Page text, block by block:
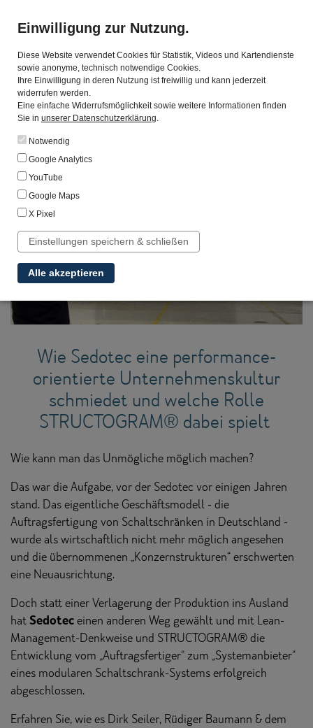
„Fachkräftemangel?
Gibt es bei uns nicht!“
Wie Sedotec eine performance-
orientierte Unternehmenskultur
schmiedet und welche Rolle
STRUCTOGRAM® dabei spielt
Wie kann man das Unmögliche möglich machen?
Das war die Aufgabe, vor der Sedotec vor einigen Jahren
stand. Das eigentliche Geschäftsmodell - die
Auftragsfertigung von Schaltschränken in Deutschland -
wurde als wirtschaftlich nicht mehr möglich angesehen
und die übernommenen „Konzernstrukturen“ erschwerten
eine Neuausrichtung.
Doch statt einer Verlagerung der Produktion ins Ausland
hatSedoteceinen anderen Weg gewählt und mit Lean-
Management-Denkweise und STRUCTOGRAM® die
Entwicklung vom „Auftragsfertiger“ zum „Systemanbieter“
eines modularen Schaltschrank-Systems erfolgreich
abgeschlossen.
Erfahren Sie, wie es Dirk Seiler, Rüdiger Baumann & dem
Einwilligung zur Nutzung.
Diese Website verwendet Cookies für Statistik, Videos und Kartendienste
sowie anonyme, technisch notwendige Cookies.
Ihre Einwilligung in deren Nutzung ist freiwillig und kann jederzeit
widerrufen werden.
Eine einfache Widerrufsmöglichkeit sowie weitere Informationen finden
Sie in unserer Datenschutzerklärung.
Notwendig
Google Analytics
YouTube
Google Maps
X Pixel
Einstellungen speichern & schließen
Alle akzeptieren